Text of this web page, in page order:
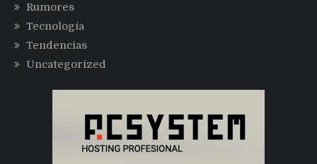
Rumores
Tecnología
Tendencias
Uncategorized